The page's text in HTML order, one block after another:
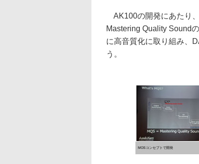
AK100の開発にあたり
Mastering Quality Sound
に高音質化に取り組み、
う。
MOSコンセプトで開発